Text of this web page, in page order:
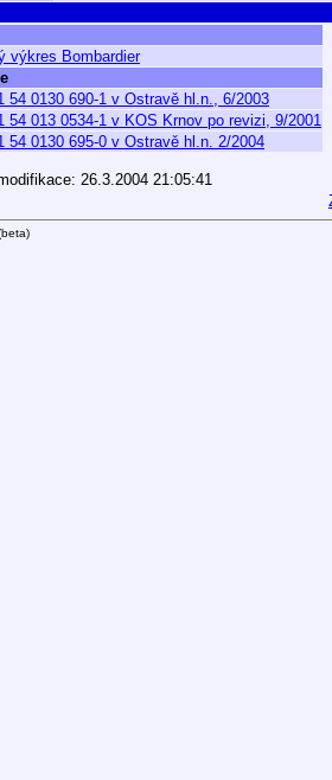
výkres Bombardier
54 0130 690-1 v Ostravě hl.n., 6/2003
54 013 0534-1 v KOS Krnov po revizi, 9/2001
54 0130 695-0 v Ostravě hl.n. 2/2004
26.3.2004 21:05:41